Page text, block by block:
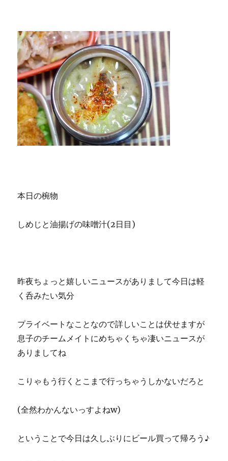
本日の椀物
しめじと油揚げの味噌汁(2日目)
昨夜ちょっと嬉しいニュースがありまして今日は軽
く呑みたい気分
プライベートなことなので詳しいことは伏せますが
息子のチームメイトにめちゃくちゃ凄いニュースが
ありましてね
こりゃもう行くとこまで行っちゃうしかないだろと
(全然わかんないっすよねw)
ということで今日は久しぶりにビール買って帰ろう♪